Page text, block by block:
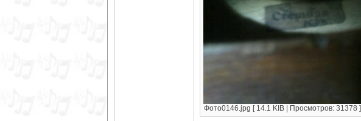
Фото0146.jpg [ 14.1 KIB | Просмотров: 31378 ]